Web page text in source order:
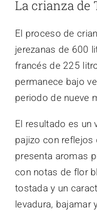
La crianza de
El proceso de
jerezanas de 600
francés de 225
permanece bajo
periodo de nueve
El resultado es un
pajizo con reflejos
presenta aromas
con notas de flor
tostada y un
levadura, bajamar